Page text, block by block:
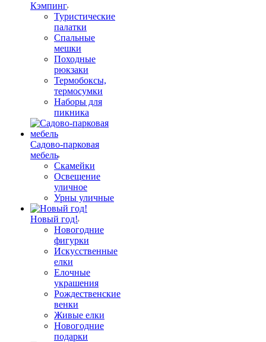
Кэмпинг
Туристические
палатки
Спальные
мешки
Походные
рюкзаки
Термобоксы,
термосумки
Наборы для
пикника
Садово-парковая
мебель
Скамейки
Освещение
уличное
Урны уличные
Новый год!
Новогодние
фигурки
Искусственные
елки
Елочные
украшения
Рождественские
венки
Живые елки
Новогодние
подарки